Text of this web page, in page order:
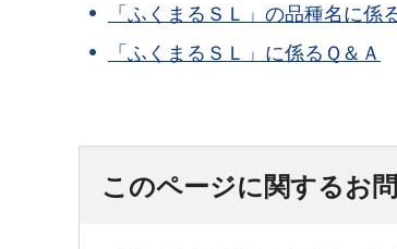
「ふくまるＳＬ」の品種名に
「ふくまるＳＬ」に係るＱ＆Ａ
このページに関するお